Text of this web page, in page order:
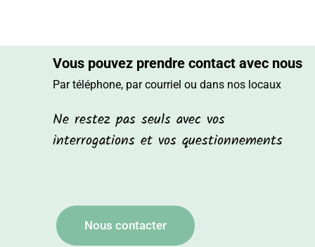
Vous pouvez prendre contact avec nous
Par téléphone, par courriel ou dans nos locaux
Ne restez pas seuls avec vos
interrogations et vos questionnements
Nous contacter